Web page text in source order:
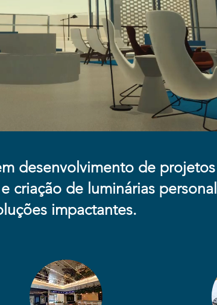
desenvolvimento de
criação de luminárias
impactantes.